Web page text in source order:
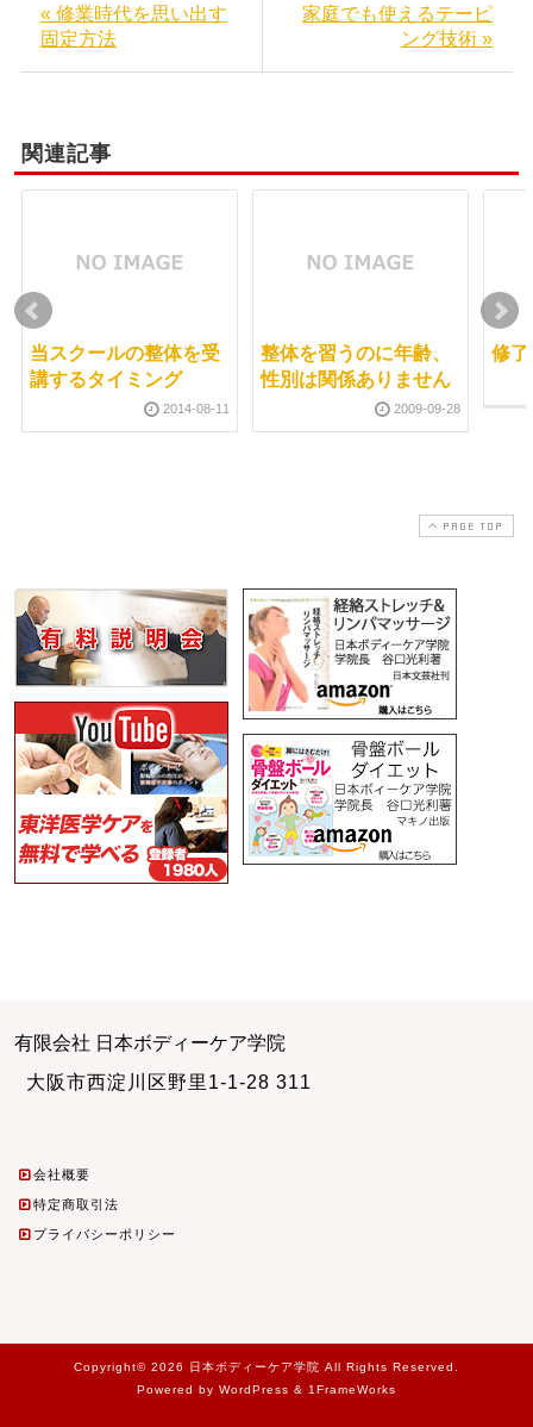
« 修業時代を思い出す
固定方法
家庭でも使えるテーピ
ング技術 »
関連記事
当スクールの整体を受
講するタイミング
2014-08-11
整体を習うのに年齢、
性別は関係ありません
2009-09-28
修
PAGE TOP
有限会社 日本ボディーケア学院
大阪市西淀川区野里1-1-28 311
会社概要
特定商取引法
プライバシーポリシー
Copyright© 2026 日本ボディーケア学院 All Rights Reserved.
Powered by WordPress & 1FrameWorks